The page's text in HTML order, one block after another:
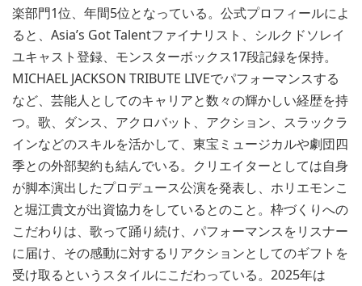
楽部門1位、年間5位となっている。公式プロフィールによ
ると、Asia’s Got Talentファイナリスト、シルクドソレイ
ユキャスト登録、モンスターボックス17段記録を保持。
MICHAEL JACKSON TRIBUTE LIVEでパフォーマンスする
など、芸能人としてのキャリアと数々の輝かしい経歴を持
つ。歌、ダンス、アクロバット、アクション、スラックラ
インなどのスキルを活かして、東宝ミュージカルや劇団四
季との外部契約も結んでいる。クリエイターとしては自身
が脚本演出したプロデュース公演を発表し、ホリエモンこ
と堀江貴文が出資協力をしているとのこと。枠づくりへの
こだわりは、歌って踊り続け、パフォーマンスをリスナー
に届け、その感動に対するリアクションとしてのギフトを
受け取るというスタイルにこだわっている。2025年は